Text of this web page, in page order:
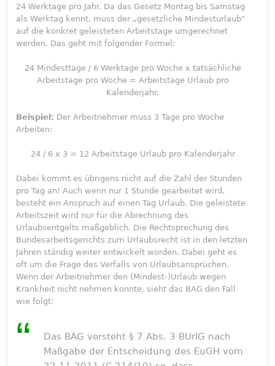
24 Werktage pro Jahr. Da das Gesetz Montag bis Samstag
als Werktag kennt, muss der „gesetzliche Mindesturlaub“
auf die konkret geleisteten Arbeitstage umgerechnet
werden. Das geht mit folgender Formel:
24 Mindesttage / 6 Werktage pro Woche x tatsächliche
Arbeitstage pro Woche = Arbeitstage Urlaub pro
Kalenderjahr.
Beispiel: Der Arbeitnehmer muss 3 Tage pro Woche
Arbeiten:
24 / 6 x 3 = 12 Arbeitstage Urlaub pro Kalenderjahr
Dabei kommt es übrigens nicht auf die Zahl der Stunden
pro Tag an! Auch wenn nur 1 Stunde gearbeitet wird,
besteht ein Anspruch auf einen Tag Urlaub. Die geleistete
Arbeitszeit wird nur für die Abrechnung des
Urlaubsentgelts maßgeblich. Die Rechtsprechung des
Bundesarbeitsgerichts zum Urlaubsrecht ist in den letzten
Jahren ständig weiter entwickelt worden. Dabei geht es
oft um die Frage des Verfalls von Urlaubsansprüchen.
Wenn der Arbeitnehmer den (Mindest-)Urlaub wegen
Krankheit nicht nehmen konnte, sieht das BAG den Fall
wie folgt:
Das BAG versteht § 7 Abs. 3 BUrlG nach
Maßgabe der Entscheidung des EuGH vom